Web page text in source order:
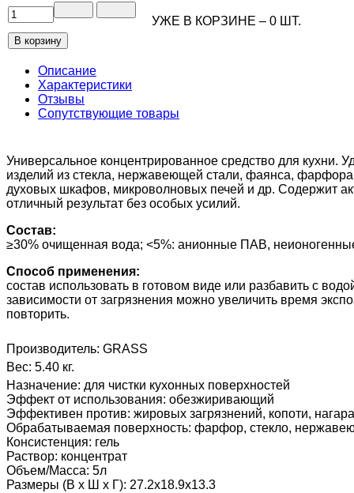
УЖЕ В КОРЗИНЕ – 0 ШТ.
Описание
Характеристики
Отзывы
Сопутствующие товары
Универсальное концентрированное средство для
изделий из стекла, нержавеющей стали, фаянса,
духовых шкафов, микроволновых печей и др. Содержит
отличный результат без особых усилий.
Состав:
≥30% очищенная вода; <5%: анионные ПАВ,
Способ применения:
cостав использовать в готовом виде или разбавить с
зависимости от загрязнения можно увеличить время
повторить.
Производитель: GRASS
Вес: 5.40 кг.
Назначение: для чистки кухонных поверхностей
Эффект от использования: обезжиривающий
Эффективен против: жировых загрязнений, копоти, нагара
Обрабатываемая поверхность: фарфор, стекло,
Консистенция: гель
Раствор: концентрат
Объем/Масса: 5л
Размеры (В х Ш х Г): 27.2x18.9x13.3